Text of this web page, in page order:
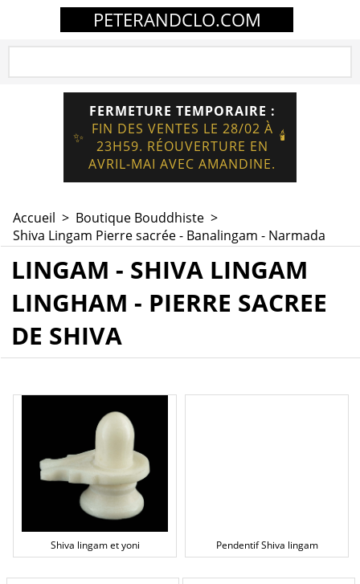
PETERANDCLO.COM
✨
FERMETURE TEMPORAIRE :
FIN DES VENTES LE 28/02 À
23H59. RÉOUVERTURE EN
AVRIL-MAI AVEC AMANDINE.
🕯️
Accueil > Boutique Bouddhiste >
Shiva Lingam Pierre sacrée - Banalingam - Narmada
LINGAM - SHIVA LINGAM
LINGHAM - PIERRE SACREE
DE SHIVA
Shiva lingam et yoni Pendentif Shiva lingam